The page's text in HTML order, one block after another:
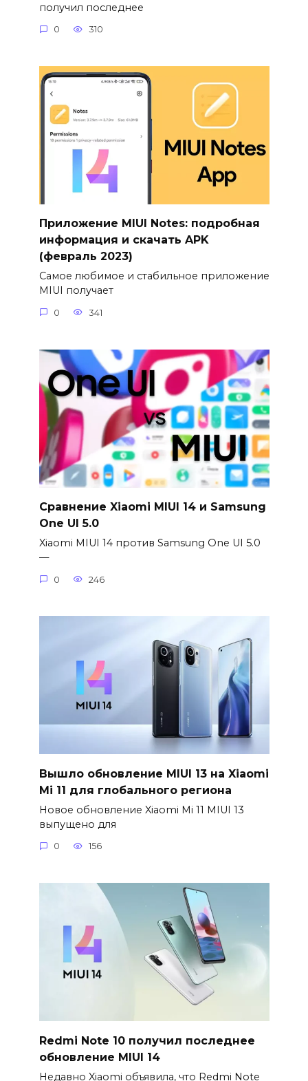
получил последнее
0 310
Приложение MIUI Notes: подробная
информация и скачать APK
(февраль 2023)
Самое любимое и стабильное приложение
MIUI получает
0 341
Сравнение Xiaomi MIUI 14 и Samsung
One UI 5.0
Xiaomi MIUI 14 против Samsung One UI 5.0
—
0 246
Вышло обновление MIUI 13 на Xiaomi
Mi 11 для глобального региона
Новое обновление Xiaomi Mi 11 MIUI 13
выпущено для
0 156
Redmi Note 10 получил последнее
обновление MIUI 14
Недавно Xiaomi объявила, что Redmi Note